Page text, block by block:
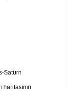
Satürn